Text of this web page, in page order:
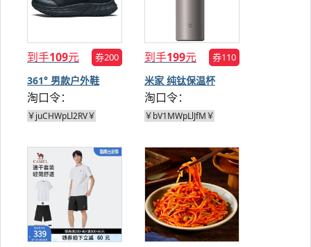
到手109元 券200
361° 男款户外鞋
淘口令：
￥juCHWpLl2RV￥
到手199元 券110
米家 纯钛保温杯
480ml
淘口令：
￥bV1MWpLlJfM￥